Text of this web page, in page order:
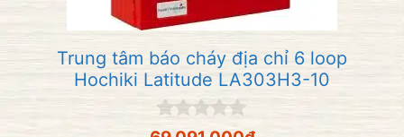
Trung tâm báo cháy địa chỉ 6 loop
Hochiki Latitude LA303H3-10
0